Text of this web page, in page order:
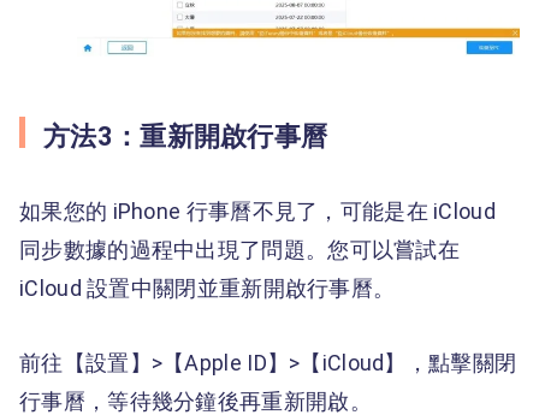
方法3：重新開啟行事曆
如果您的 iPhone 行事曆不見了，可能是在 iCloud
同步數據的過程中出現了問題。您可以嘗試在
iCloud 設置中關閉並重新開啟行事曆。
前往【設置】>【Apple ID】>【iCloud】，點擊關閉
行事曆，等待幾分鐘後再重新開啟。